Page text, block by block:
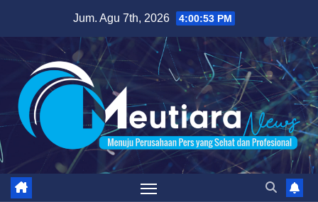
content
Jum. Agu 7th, 2026 4:00:54 PM